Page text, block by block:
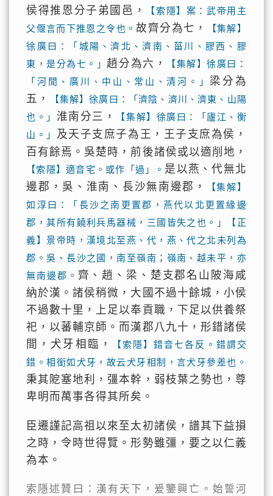
侯得推恩分子弟國邑，
【索隱】案：武帝用主
父偃言而下推恩之令也。故齊分為七，
【集解】
徐廣曰：「城陽、濟北、濟南、菑川、膠西、膠
東，是分為七。」 趙分為六，
【集解】徐廣曰：
「河閒、廣川、中山、常山、清河。」 梁分為
五，
【集解】徐廣曰：「濟陰、濟川、濟東、山陽
也。」 淮南分三，
【集解】徐廣曰：「廬江、衡
山。」 及天子支庶子為王，王子支庶為侯，
百有餘焉。吳楚時，前後諸侯或以適削地，
【索隱】適音宅。或作「過」。 是以燕、代無北
邊郡，吳、淮南、長沙無南邊郡，
【集解】
如淳曰：「長沙之南更置郡，燕代以北更置緣邊
郡，其所有饒利兵馬器械，三國皆失之也。」【正
義】景帝時，漢境北至燕、代，燕、代之北未列為
郡。吳、長沙之國，南至嶺南；嶺南、越未平，亦
無南邊郡。 齊、趙、梁、楚支郡名山陂海咸
納於漢。諸侯稍微，大國不過十餘城，小侯
不過數十里，上足以奉貢職，下足以供養祭
祀，以蕃輔京師。而漢郡八九十，形錯諸侯
間，犬牙相臨，
【索隱】錯音七各反。錯謂交
錯。相銜如犬牙，故云犬牙相制，言犬牙參差也。
秉其阸塞地利，彊本幹，弱枝葉之勢也，尊
卑明而萬事各得其所矣。
臣遷謹記高祖以來至太初諸侯，譜其下益損
之時，令時世得覽。形勢雖彊，要之以仁義
為本。
索隱述贊曰：漢有天下，爰鑒興亡。始誓河